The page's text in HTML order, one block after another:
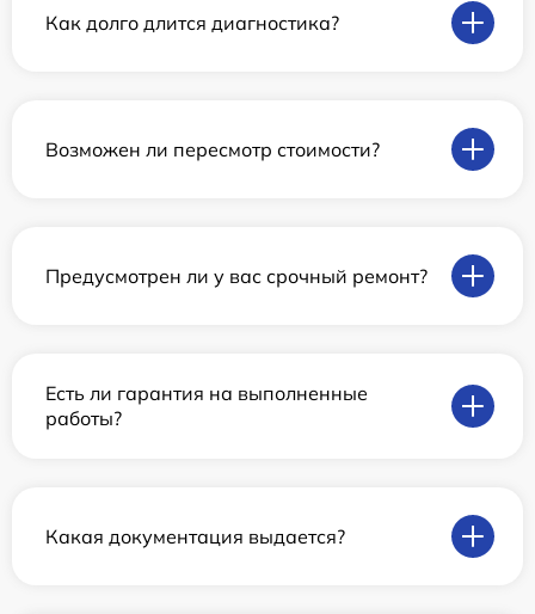
Как долго длится диагностика?
Возможен ли пересмотр стоимости?
Предусмотрен ли у вас срочный ремонт?
Есть ли гарантия на выполненные
работы?
Какая документация выдается?